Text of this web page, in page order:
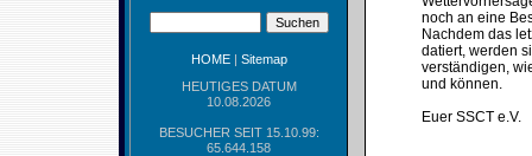
HOME| Sitemap
HEUTIGES DATUM
10.08.2026
BESUCHER SEIT 15.10.99:
65.644.158
noch an eine
Nachdem das
datiert, werden
verständigen,
und können.
Euer SSCT e.V.